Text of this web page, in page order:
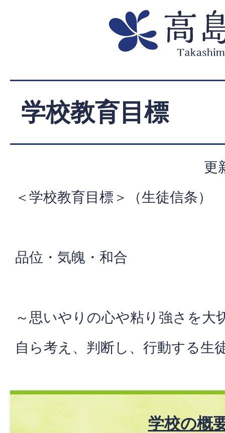
学校教育目標
更
＜学校教育目標＞（生徒信条）
品位・気魄・和合
～思いやりの心や粘り強さを大
自ら考え、判断し、行動する生
学校の概